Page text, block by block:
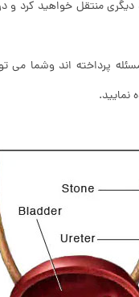
منتقل خواهید کرد و
پرداخته اند وشما می
نمایید.